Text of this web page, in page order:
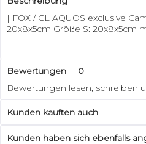
| FOX / CL AQUOS exclusive
20x8x5cm Größe S: 20x8x5cm
Bewertungen
0
Bewertungen lesen, schreiben
Kunden kauften auch
Kunden haben sich ebenfalls